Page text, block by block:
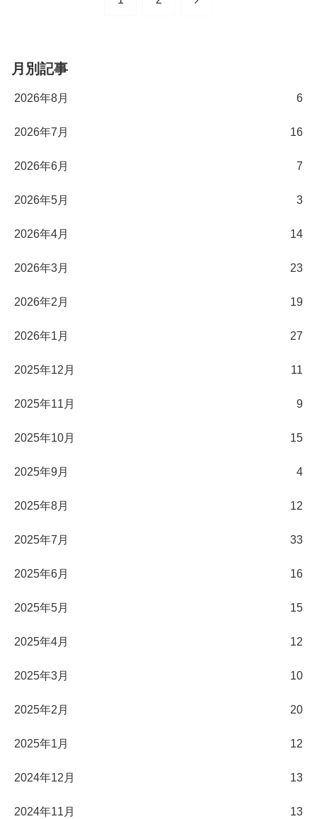
月別記事
2026年8月 6
2026年7月 16
2026年6月 7
2026年5月 3
2026年4月 14
2026年3月 23
2026年2月 19
2026年1月 27
2025年12月 11
2025年11月 9
2025年10月 15
2025年9月 4
2025年8月 12
2025年7月 33
2025年6月 16
2025年5月 15
2025年4月 12
2025年3月 10
2025年2月 20
2025年1月 12
2024年12月 13
2024年11月 13